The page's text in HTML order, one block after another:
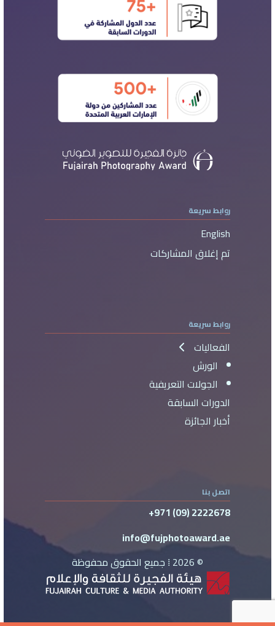
روابط سريعة
English
تم إغلاق المشاركات
روابط سريعة
الفعاليات
الورش
الجولات التعريفية
الدورات السابقة
أخبار الجائزة
اتصل بنا
+971 (09) 2222678
info@fujphotoaward.ae
©
2026 ⁞ جميع الحقوق محفوظة